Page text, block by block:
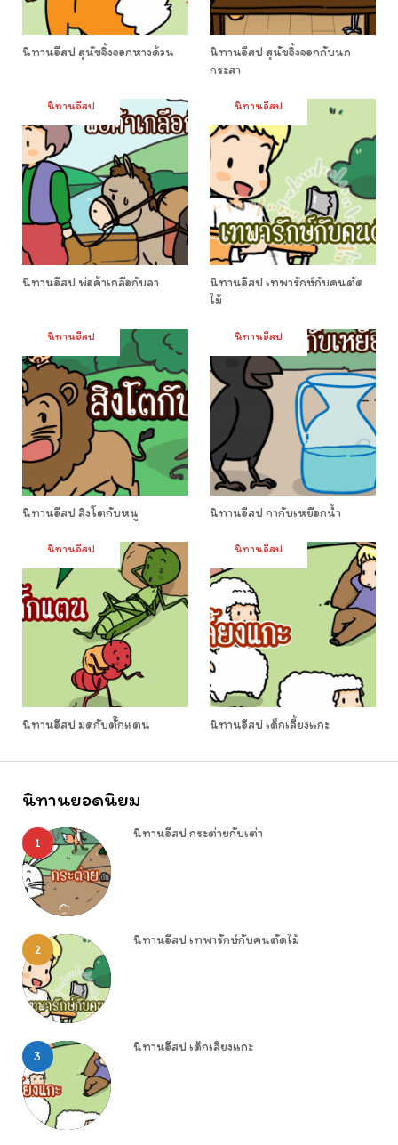
นิทานอีสป สุนัขจิ้งจอกหางด้วน
นิทานอีสป สุนัขจิ้งจอกกับนก
กระสา
นิทานอีสป
นิทานอีสป พ่อค้าเกลือกับลา
นิทานอีสป
นิทานอีสป เทพารักษ์กับคนตัด
ไม้
นิทานอีสป
นิทานอีสป สิงโตกับหนู
นิทานอีสป
นิทานอีสป กากับเหยือกน้ำ
นิทานอีสป
นิทานอีสป มดกับตั๊กแตน
นิทานอีสป
นิทานอีสป เด็กเลี้ยงแกะ
นิทานยอดนิยม
1
นิทานอีสป กระต่ายกับเต่า
2
นิทานอีสป เทพารักษ์กับคนตัดไม้
3
นิทานอีสป เด็กเลี้ยงแกะ